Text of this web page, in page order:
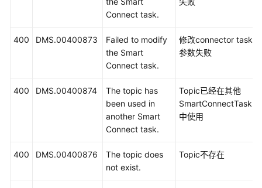
Connect task.
400 DMS.00400873
Failed to modify
the Smart
Connect task.
修改connector task
参数失败
400 DMS.00400874
The topic has
been used in
another Smart
Connect task.
Topic已经在其他
SmartConnectTask
中使用
400 DMS.00400876
The topic does
not exist.
Topic不存在